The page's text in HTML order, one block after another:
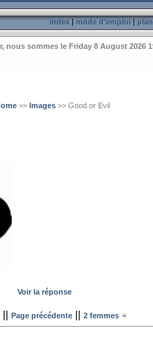
index|mode d'emploi|plan
nous sommes le Friday 8 August 2026
>> Images>> Good or Evil
Voir la réponse
|| Page précédente || 2 femmes